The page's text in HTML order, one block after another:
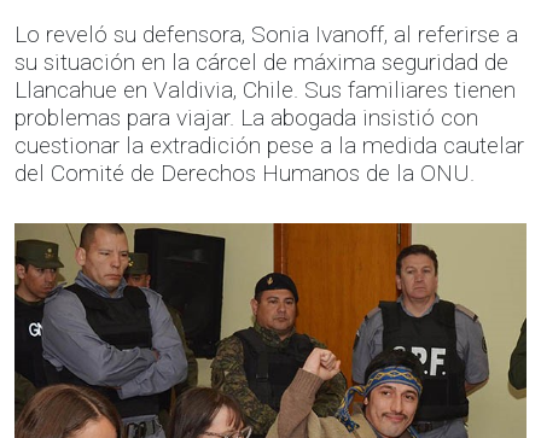
Lo reveló su defensora, Sonia Ivanoff, al referirse a
su situación en la cárcel de máxima seguridad de
Llancahue en Valdivia, Chile. Sus familiares tienen
problemas para viajar. La abogada insistió con
cuestionar la extradición pese a la medida cautelar
del Comité de Derechos Humanos de la ONU.